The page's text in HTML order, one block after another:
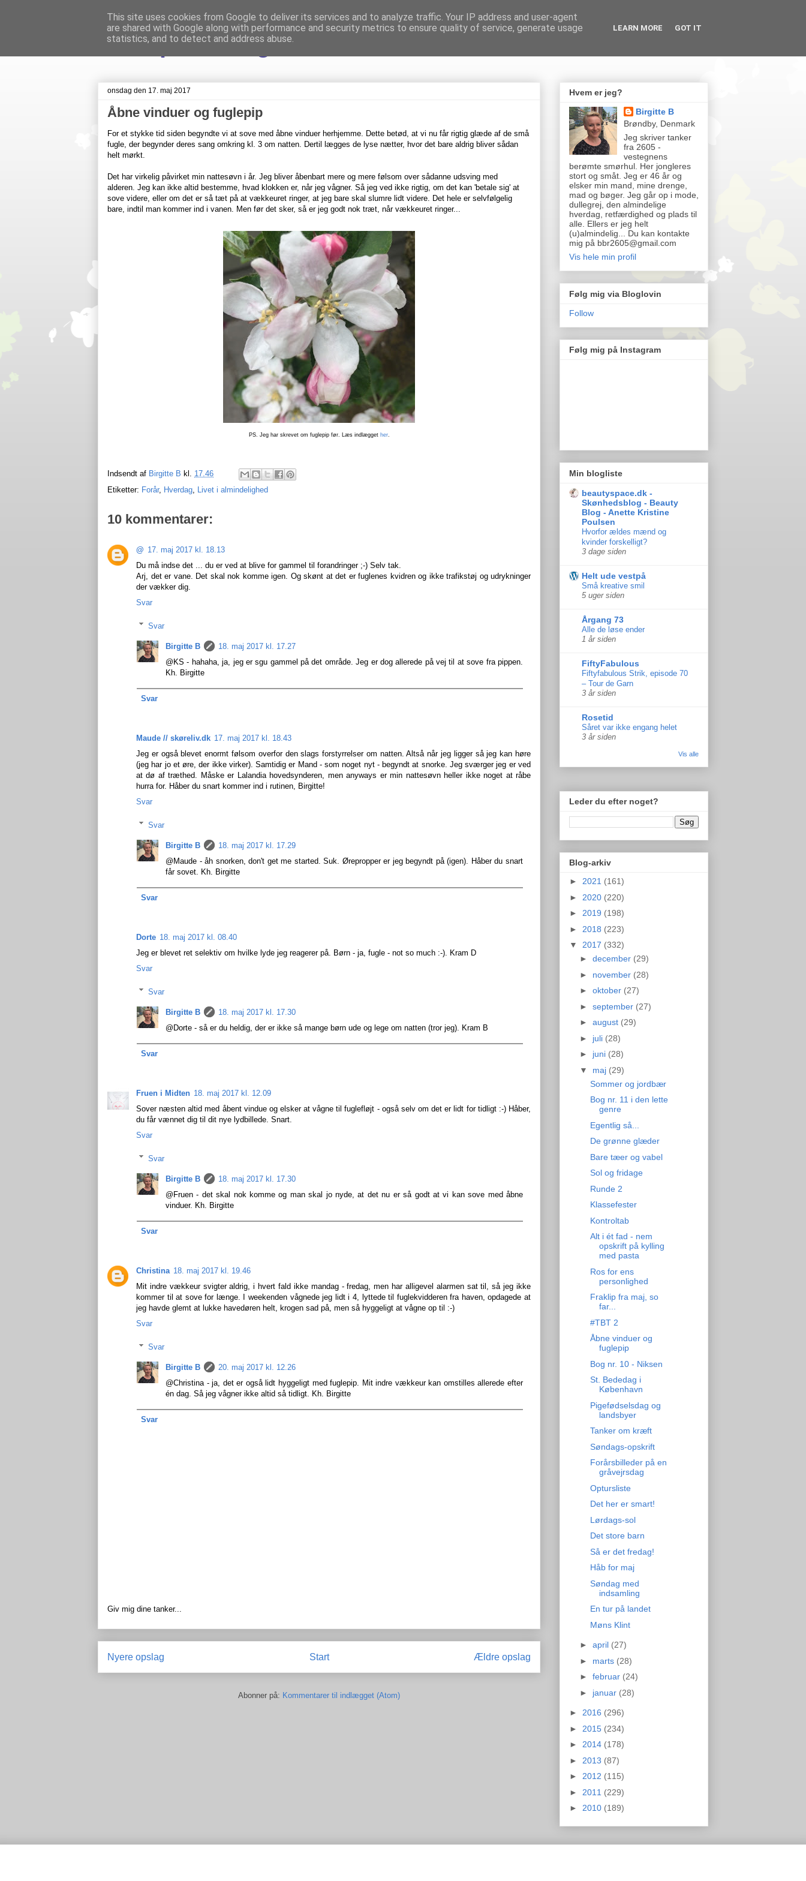
Livet på Vestegnen
onsdag den 17. maj 2017
Åbne vinduer og fuglepip
For et stykke tid siden begyndte vi at sove med åbne vinduer herhjemme. Dette betød, at vi nu får rigtig glæde af de små
fugle, der begynder deres sang omkring kl. 3 om natten. Dertil lægges de lyse nætter, hvor det bare aldrig bliver sådan
helt mørkt.
Det har virkelig påvirket min nattesøvn i år. Jeg bliver åbenbart mere og mere følsom over sådanne udsving med
alderen. Jeg kan ikke altid bestemme, hvad klokken er, når jeg vågner. Så jeg ved ikke rigtig, om det kan 'betale sig' at
sove videre, eller om det er så tæt på at vækkeuret ringer, at jeg bare skal slumre lidt videre. Det hele er selvfølgelig
bare, indtil man kommer ind i vanen. Men før det sker, så er jeg godt nok træt, når vækkeuret ringer...
PS. Jeg har skrevet om fuglepip før. Læs indlægget her.
Indsendt af Birgitte B kl. 17.46
Etiketter: Forår, Hverdag, Livet i almindelighed
10 kommentarer:
@ 17. maj 2017 kl. 18.13
Du må indse det ... du er ved at blive for gammel til forandringer ;-) Selv tak.
Arj, det er vane. Det skal nok komme igen. Og skønt at det er fuglenes kvidren og ikke trafikstøj og udrykninger
der vækker dig.
Svar
Svar
Birgitte B
18. maj 2017 kl. 17.27
@KS - hahaha, ja, jeg er sgu gammel på det område. Jeg er dog allerede på vej til at sove fra pippen.
Kh. Birgitte
Svar
Maude // skøreliv.dk 17. maj 2017 kl. 18.43
Jeg er også blevet enormt følsom overfor den slags forstyrrelser om natten. Altså når jeg ligger så jeg kan høre
(jeg har jo et øre, der ikke virker). Samtidig er Mand - som noget nyt - begyndt at snorke. Jeg sværger jeg er ved
at dø af træthed. Måske er Lalandia hovedsynderen, men anyways er min nattesøvn heller ikke noget at råbe
hurra for. Håber du snart kommer ind i rutinen, Birgitte!
Svar
Svar
Birgitte B
18. maj 2017 kl. 17.29
@Maude - åh snorken, don't get me started. Suk. Ørepropper er jeg begyndt på (igen). Håber du snart
får sovet. Kh. Birgitte
Svar
Dorte 18. maj 2017 kl. 08.40
Jeg er blevet ret selektiv om hvilke lyde jeg reagerer på. Børn - ja, fugle - not so much :-). Kram D
Svar
Svar
Birgitte B
18. maj 2017 kl. 17.30
@Dorte - så er du heldig, der er ikke så mange børn ude og lege om natten (tror jeg). Kram B
Svar
Fruen i Midten 18. maj 2017 kl. 12.09
Sover næsten altid med åbent vindue og elsker at vågne til fuglefløjt - også selv om det er lidt for tidligt :-) Håber,
du får vænnet dig til dit nye lydbillede. Snart.
Svar
Svar
Birgitte B
18. maj 2017 kl. 17.30
@Fruen - det skal nok komme og man skal jo nyde, at det nu er så godt at vi kan sove med åbne
vinduer. Kh. Birgitte
Svar
Christina 18. maj 2017 kl. 19.46
Mit indre vækkeur svigter aldrig, i hvert fald ikke mandag - fredag, men har alligevel alarmen sat til, så jeg ikke
kommer til at sove for længe. I weekenden vågnede jeg lidt i 4, lyttede til fuglekvidderen fra haven, opdagede at
jeg havde glemt at lukke havedøren helt, krogen sad på, men så hyggeligt at vågne op til :-)
Svar
Svar
Birgitte B
20. maj 2017 kl. 12.26
@Christina - ja, det er også lidt hyggeligt med fuglepip. Mit indre vækkeur kan omstilles allerede efter
én dag. Så jeg vågner ikke altid så tidligt. Kh. Birgitte
Svar
Giv mig dine tanker...
Nyere opslag Ældre opslag
Start
Abonner på: Kommentarer til indlægget (Atom)
Hvem er jeg?
Birgitte B
Brøndby, Denmark
Jeg skriver tanker
fra 2605 -
vestegnens
berømte smørhul. Her jongleres
stort og småt. Jeg er 46 år og
elsker min mand, mine drenge,
mad og bøger. Jeg går op i mode,
dullegrej, den almindelige
hverdag, retfærdighed og plads til
alle. Ellers er jeg helt
(u)almindelig... Du kan kontakte
mig på bbr2605@gmail.com
Vis hele min profil
Følg mig via Bloglovin
Follow
Følg mig på Instagram
Min blogliste
beautyspace.dk -
Skønhedsblog - Beauty
Blog - Anette Kristine
Poulsen
Hvorfor ældes mænd og
kvinder forskelligt?
3 dage siden
Helt ude vestpå
Små kreative smil
5 uger siden
Årgang 73
Alle de løse ender
1 år siden
FiftyFabulous
Fiftyfabulous Strik, episode 70
– Tour de Garn
3 år siden
Rosetid
Såret var ikke engang helet
3 år siden
Vis alle
Leder du efter noget?
Blog-arkiv
► 2021 (161)
► 2020 (220)
► 2019 (198)
► 2018 (223)
▼ 2017 (332)
► december (29)
► november (28)
► oktober (27)
► september (27)
► august (29)
► juli (28)
► juni (28)
▼ maj (29)
Sommer og jordbær
Bog nr. 11 i den lette
genre
Egentlig så...
De grønne glæder
Bare tæer og vabel
Sol og fridage
Runde 2
Klassefester
Kontroltab
Alt i ét fad - nem
opskrift på kylling
med pasta
Ros for ens
personlighed
Fraklip fra maj, so
far...
#TBT 2
Åbne vinduer og
fuglepip
Bog nr. 10 - Niksen
St. Bededag i
København
Pigefødselsdag og
landsbyer
Tanker om kræft
Søndags-opskrift
Forårsbilleder på en
gråvejrsdag
Optursliste
Det her er smart!
Lørdags-sol
Det store barn
Så er det fredag!
Håb for maj
Søndag med
indsamling
En tur på landet
Møns Klint
► april (27)
► marts (28)
► februar (24)
► januar (28)
► 2016 (296)
► 2015 (234)
► 2014 (178)
► 2013 (87)
► 2012 (115)
► 2011 (229)
► 2010 (189)
This site uses cookies from Google to deliver its services and to analyze traffic. Your IP address and user-agent
are shared with Google along with performance and security metrics to ensure quality of service, generate usage
statistics, and to detect and address abuse.
LEARN MORE GOT IT